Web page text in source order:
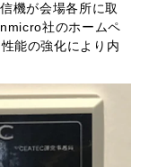
機が会場各所に取
社のホームペ
能の強化により内